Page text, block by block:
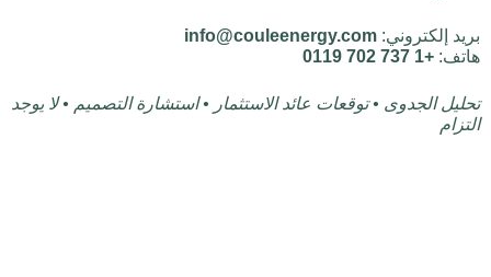
بريد إلكتروني: info@couleenergy.com
هاتف: +1 737 702 0119
تحليل الجدوى • توقعات عائد الاستثمار • استشارة التصميم • لا يوجد
التزام